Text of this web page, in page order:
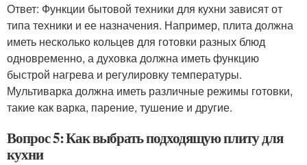
Ответ: Функции бытовой техники для кухни зависят от
типа техники и ее назначения. Например, плита должна
иметь несколько кольцев для готовки разных блюд
одновременно, а духовка должна иметь функцию
быстрой нагрева и регулировку температуры.
Мультиварка должна иметь различные режимы готовки,
такие как варка, парение, тушение и другие.
Вопрос 5: Как выбрать подходящую плиту для
кухни